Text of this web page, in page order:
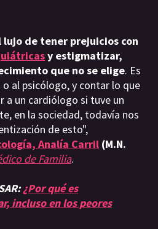
lujo de tener prejuicios con
y estigmatizar,
que no se elige. Es
al psicólogo, y contar lo que
a un cardiólogo si tuve un
en la sociedad, todavía nos
de esto",
Analía Carril (M.N.
de Familia.
¿Por qué es
incluso en los peores